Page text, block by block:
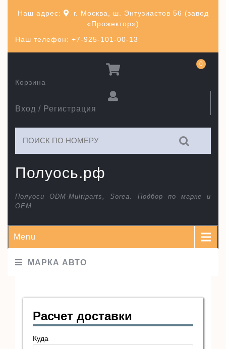
Наш телефон: +7-925-101-00-13
Наш адрес:
г. Москва, ш. Энтузиастов 56 (завод
«Прожектор»)
Полуось.рф
Полуоси ODM-Multiparts, Sorea. Подбор по марке и
ОЕМ
Вход / Регистрация
Корзина
0
Menu
МАРКА АВТО
Расчет доставки
Куда